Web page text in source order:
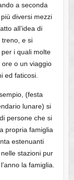
a seconda
diversi mezzi
all’idea di
treno, e si
i quali molte
o un viaggio
ed faticosi.
(festa
lunare) si
persone che si
propria famiglia
estenuanti
stazioni pur
la famiglia.